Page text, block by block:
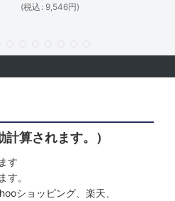
(税込 : 9,546円)
算されます。）
す
す。
ショッピング、楽天、